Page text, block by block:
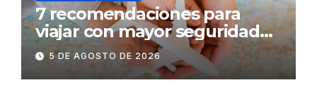
7 recomendaciones para
viajar con mayor seguridad
dentro y fuera del Ecuador
5 DE AGOSTO DE 2026